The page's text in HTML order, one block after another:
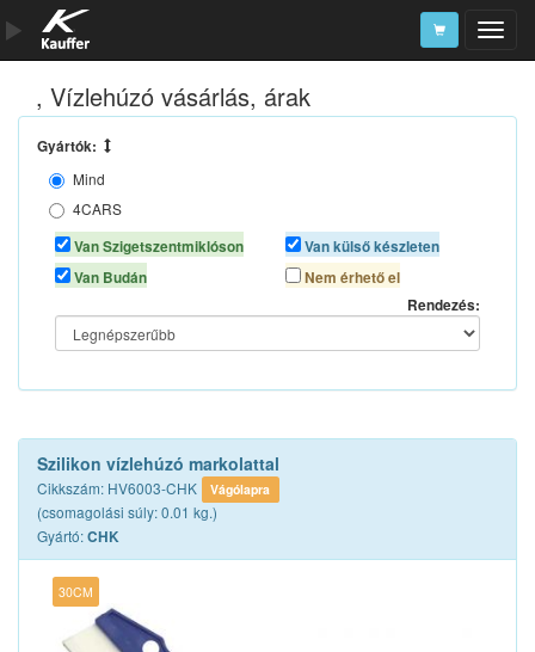
Szerszámkatalógus
Kosár
Alkatrészek
, Vízlehúzó vásárlás, árak
Gyártók:
Mind
4CARS
AUTOLIFE
AUTOMAX
ORANGE
SONAX
TURTLE WAX
Van Szigetszentmiklóson
Van Budán
Van külső készleten
Nem érhető el
Rendezés:
Szilikon vízlehúzó markolattal
Cikkszám: HV6003-CHK Vágólapra
(csomagolási súly: 0.01 kg.)
Gyártó:CHK
30CM